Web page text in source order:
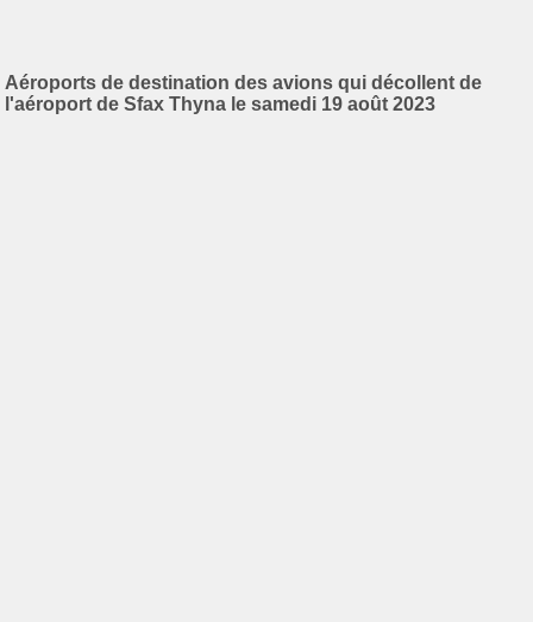
Aéroports de destination des avions qui décollent de
l'aéroport de Sfax Thyna le samedi 19 août 2023